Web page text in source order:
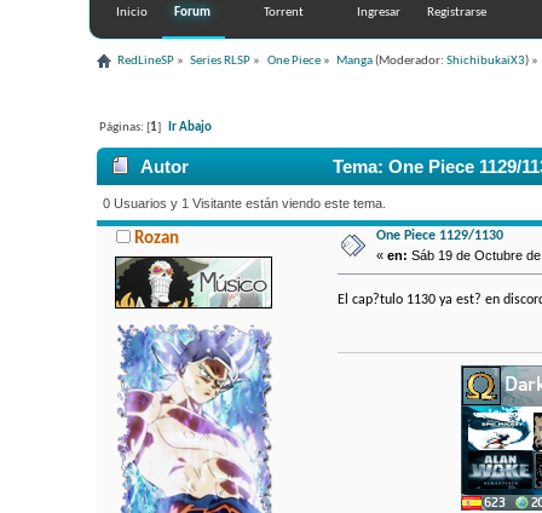
Inicio Forum Torrent Ingresar Registrarse
RedLineSP » Series RLSP » One Piece» Manga(Moderador:ShichibukaiX3) »
Páginas: [ 1] Ir Abajo
Autor Tema: One Piece 1129/
0 Usuarios y 1 Visitante están viendo este tema.
Rozan
One Piece 1129/1130
«en: Sáb 19 de Octubre
El cap?tulo 1130 ya est? en